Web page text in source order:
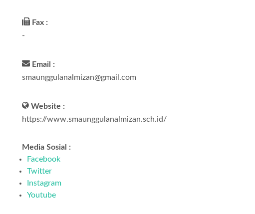
Fax :
-
Email :
smaunggulanalmizan@gmail.com
Website :
https://www.smaunggulanalmizan.sch.id/
Media Sosial :
Facebook
Twitter
Instagram
Youtube